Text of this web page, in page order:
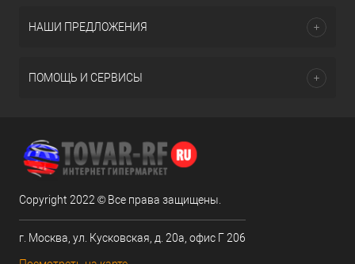
НАШИ ПРЕДЛОЖЕНИЯ
ПОМОЩЬ И СЕРВИСЫ
Copyright 2022 © Все права защищены.
г. Москва, ул. Кусковская, д. 20а, офис Г 206